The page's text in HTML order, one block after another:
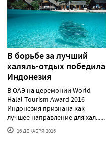
В борьбе за лучший
халяль-отдых победила
Индонезия
В ОАЭ на церемонии World
Halal Tourism Award 2016
Индонезия признана как
лучшее направление для хал......
16 ДЕКАБРЯ'2016